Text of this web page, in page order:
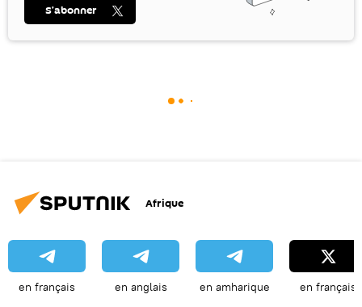
S’abonner
Afrique
en français en anglais en amharique en français